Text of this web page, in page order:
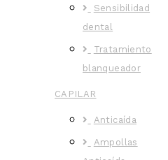
Sensibilidad
dental
Tratamiento
blanqueador
CAPILAR
Anticaída
Ampollas